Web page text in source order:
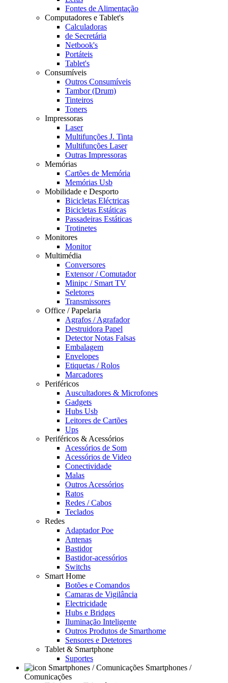
Fontes de Alimentação
Computadores e Tablet's
Calculadoras
de Secretária
Netbook's
Portáteis
Tablet's
Consumíveis
Outros Consumíveis
Tambor (Drum)
Tinteiros
Toners
Impressoras
Laser
Multifunções J. Tinta
Multifunções Laser
Outras Impressoras
Memórias
Cartões de Memória
Memórias Usb
Mobilidade e Desporto
Bicicletas Eléctricas
Bicicletas Estáticas
Passadeiras Estáticas
Trotinetes
Monitores
Monitor
Multimédia
Conversores
Extensor / Comutador
Minipc / Smart TV
Seletores
Transmissores
Office / Papelaria
Agrafos / Agrafador
Destruidora Papel
Detector Notas Falsas
Embalagem
Envelopes
Etiquetas / Rolos
Marcadores
Periféricos
Auscultadores & Microfones
Gadgets
Hubs Usb
Leitores de Cartões
Ups
Periféricos & Acessórios
Acessórios de Som
Acessórios de Video
Conectividade
Malas
Outros Acessórios
Ratos
Redes / Cabos
Teclados
Redes
Adaptador Poe
Antenas
Bastidor
Bastidor-acessórios
Switchs
Smart Home
Botões e Comandos
Camaras de Vigilância
Electricidade
Hubs e Bridges
Iluminação Inteligente
Outros Produtos de Smarthome
Sensores e Detetores
Tablet & Smartphone
Suportes
Smartphones /
Comunicações